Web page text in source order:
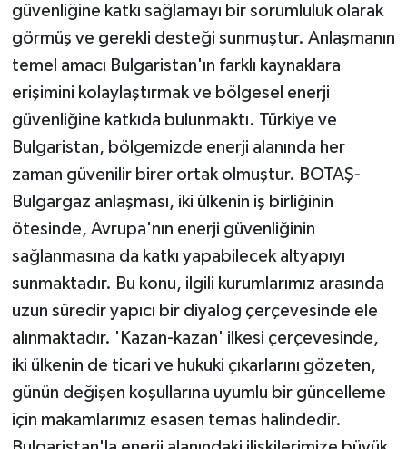
güvenliğine katkı sağlamayı bir sorumluluk olarak
görmüş ve gerekli desteği sunmuştur. Anlaşmanın
temel amacı Bulgaristan'ın farklı kaynaklara
erişimini kolaylaştırmak ve bölgesel enerji
güvenliğine katkıda bulunmaktı. Türkiye ve
Bulgaristan, bölgemizde enerji alanında her
zaman güvenilir birer ortak olmuştur. BOTAŞ-
Bulgargaz anlaşması, iki ülkenin iş birliğinin
ötesinde, Avrupa'nın enerji güvenliğinin
sağlanmasına da katkı yapabilecek altyapıyı
sunmaktadır. Bu konu, ilgili kurumlarımız arasında
uzun süredir yapıcı bir diyalog çerçevesinde ele
alınmaktadır. 'Kazan-kazan' ilkesi çerçevesinde,
iki ülkenin de ticari ve hukuki çıkarlarını gözeten,
günün değişen koşullarına uyumlu bir güncelleme
için makamlarımız esasen temas halindedir.